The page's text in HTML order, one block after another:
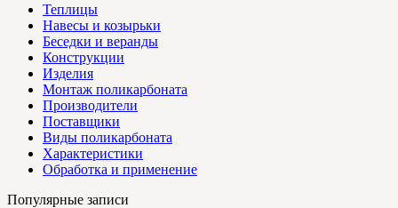
Теплицы
Навесы и козырьки
Беседки и веранды
Конструкции
Изделия
Монтаж поликарбоната
Производители
Поставщики
Виды поликарбоната
Характеристики
Обработка и применение
Популярные записи